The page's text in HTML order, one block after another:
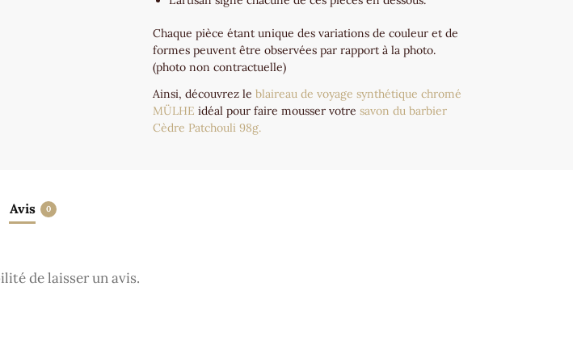
Chaque pièce étant unique des variations de couleur et de
formes peuvent être observées par rapport à la photo.
(photo non contractuelle)
Ainsi, découvrez leblaireau de voyage synthétique chromé
MÜLHE idéal pour faire mousser votresavon du barbier
Cèdre Patchouli 98g.
Avis 0
de laisser un avis.